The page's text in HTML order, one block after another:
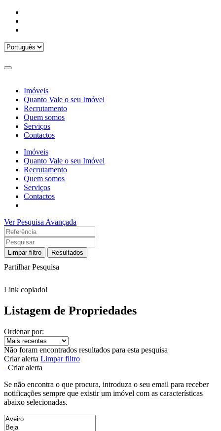
Imóveis
Quanto Vale o seu Imóvel
Recrutamento
Quem somos
Serviços
Contactos
Imóveis
Quanto Vale o seu Imóvel
Recrutamento
Quem somos
Serviços
Contactos
Ver Pesquisa Avançada
Limpar filtro Resultados
Partilhar Pesquisa
Link copiado!
Listagem de Propriedades
Ordenar por:
Não foram encontrados resultados para esta pesquisa
Criar alerta Limpar filtro
Criar alerta
Se não encontra o que procura, introduza o seu email para receber
notificações sempre que existir um imóvel com as características
abaixo selecionadas.